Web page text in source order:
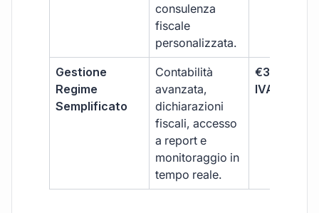
consulenza
fiscale
personalizzata.
Gestione
Regime
Semplificato
Contabilità
avanzata,
dichiarazioni
fiscali, accesso
a report e
monitoraggio in
tempo reale.
€333 +
IVA/